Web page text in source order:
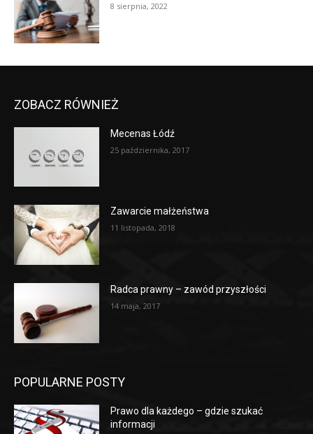
8 sierpnia, 2022
ZOBACZ RÓWNIEŻ
Mecenas Łódź
25 października, 2017
Zawarcie małżeństwa
11 listopada, 2018
Radca prawny – zawód przyszłości
14 maja, 2017
POPULARNE POSTY
Prawo dla każdego – gdzie szukać
informacji